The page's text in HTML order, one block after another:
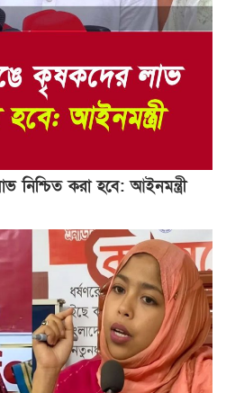
নিশ্চিত করা হবে: আইনমন্ত্রী